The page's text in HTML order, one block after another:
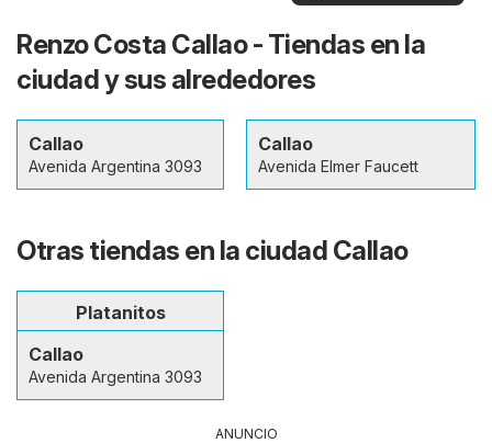
Renzo Costa Callao - Tiendas en la
ciudad y sus alrededores
Callao
Avenida Argentina 3093
Callao
Avenida Elmer Faucett
Otras tiendas en la ciudad Callao
Platanitos
Callao
Avenida Argentina 3093
ANUNCIO